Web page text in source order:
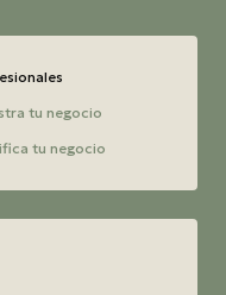
tu negocio
tu negocio